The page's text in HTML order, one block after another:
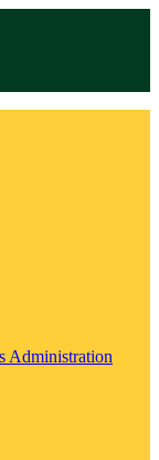
Administration